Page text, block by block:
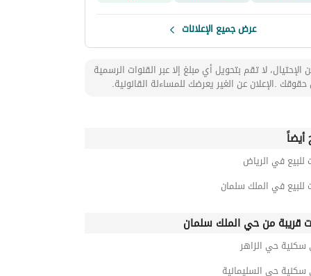
عرض جميع الإعلانات
الإحتيال، لا تقم بتحويل أي مبلغ إلا عبر القنوات الرسمية
.الإعلان عن الغير يعرضك للمساءلة القانونية.
للبيع في الرياض
للبيع في الملك سلمان
قريبة من حي الملك سلمان
سكنية حي الزاهر
سكنية حي السليمانية